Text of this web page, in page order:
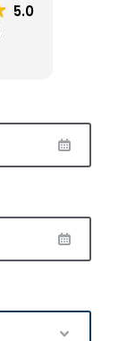
5.0